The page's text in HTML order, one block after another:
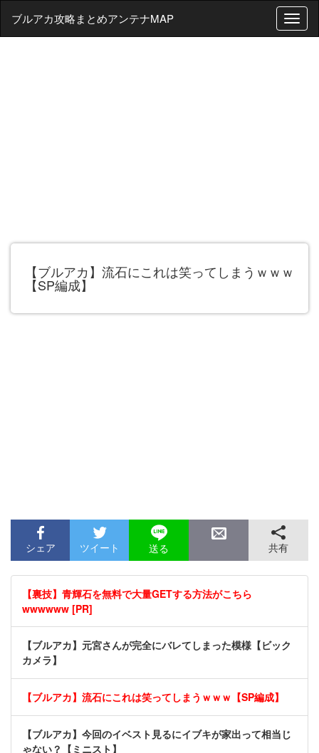
T
o
ブルアカ攻略まとめアンテナMAP
【ブルアカ】流石にこれは笑ってしまうｗｗｗ
【SP編成】
シェア ツイート 送る 共有
【裏技】青輝石を無料で大量GETする方法がこちら
wwwwww [PR]
【ブルアカ】元宮さんが完全にバレてしまった模様【ビック
カメラ】
【ブルアカ】流石にこれは笑ってしまうｗｗｗ【SP編成】
【ブルアカ】今回のイベスト見るにイブキが家出って相当じ
ゃない？【ミニスト】